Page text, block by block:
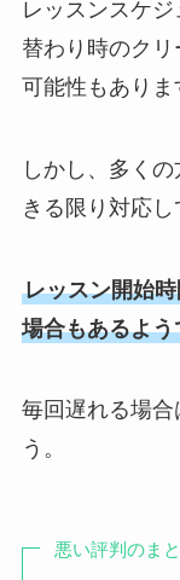
レッスンスケ
替わり時のク
可能性もありま
しかし、多く
きる限り対応し
レッスン開始
場合もあるよう
毎回遅れる場合
う。
悪い評判のま